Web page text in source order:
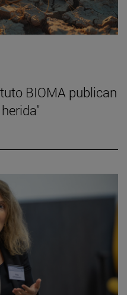
BIOMA publican